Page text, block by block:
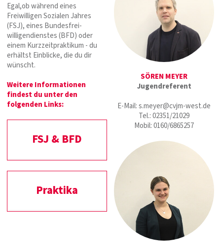
Egal,ob während eines
Freiwilligen Sozialen Jahres
(FSJ), eines Bundesfrei-
willigendienstes (BFD) oder
einem Kurzzeitpraktikum - du
erhältst Einblicke, die du dir
wünscht.
Weitere Informationen
findest du unter den
folgenden Links:
FSJ & BFD
Praktika
SÖREN MEYER
Jugendreferent
E-Mail: s.meyer@cvjm-west.de
Tel.: 02351/21029
Mobil: 0160/6865257